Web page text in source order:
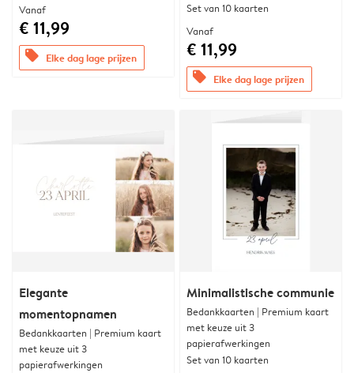
Vanaf
€ 11,99
offers Elke dag lage prijzen
Set van 10 kaarten
Vanaf
€ 11,99
offers Elke dag lage prijzen
Elegante
momentopnamen
Bedankkaarten | Premium kaart
met keuze uit 3
papierafwerkingen
Minimalistische communie
Bedankkaarten | Premium kaart
met keuze uit 3
papierafwerkingen
Set van 10 kaarten